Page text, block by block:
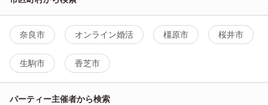
奈良市 オンライン婚活 橿原市 桜井市
生駒市 香芝市
パーティー主催者から検索